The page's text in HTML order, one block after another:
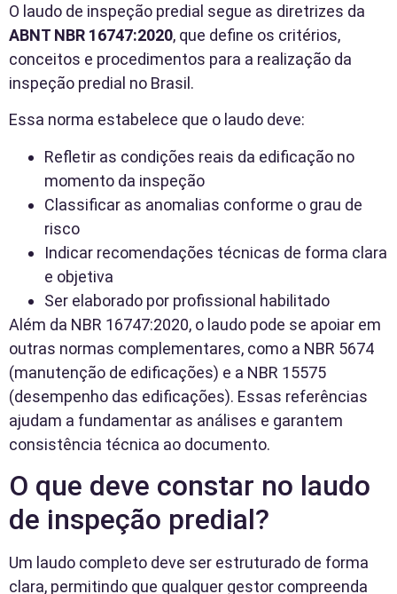
O laudo de inspeção predial segue as diretrizes da
ABNT NBR 16747:2020, que define os critérios,
conceitos e procedimentos para a realização da
inspeção predial no Brasil.
Essa norma estabelece que o laudo deve:
Refletir as condições reais da edificação no
momento da inspeção
Classificar as anomalias conforme o grau de
risco
Indicar recomendações técnicas de forma clara
e objetiva
Ser elaborado por profissional habilitado
Além da NBR 16747:2020, o laudo pode se apoiar em
outras normas complementares, como a NBR 5674
(manutenção de edificações) e a NBR 15575
(desempenho das edificações). Essas referências
ajudam a fundamentar as análises e garantem
consistência técnica ao documento.
O que deve constar no laudo
de inspeção predial?
Um laudo completo deve ser estruturado de forma
clara, permitindo que qualquer gestor compreenda